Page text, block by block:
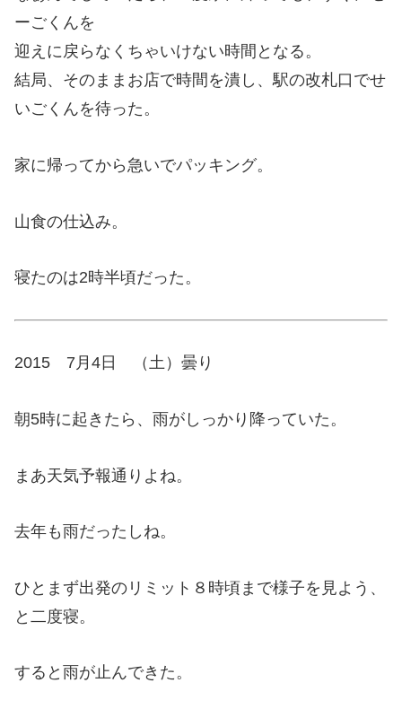
ーごくんを
迎えに戻らなくちゃいけない時間となる。
結局、そのままお店で時間を潰し、駅の改札口でせ
いごくんを待った。
家に帰ってから急いでパッキング。
山食の仕込み。
寝たのは2時半頃だった。
2015 7月4日 （土）曇り
朝5時に起きたら、雨がしっかり降っていた。
まあ天気予報通りよね。
去年も雨だったしね。
ひとまず出発のリミット８時頃まで様子を見よう、
と二度寝。
すると雨が止んできた。